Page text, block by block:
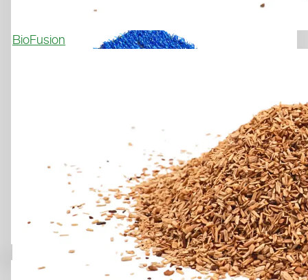
BioFusion